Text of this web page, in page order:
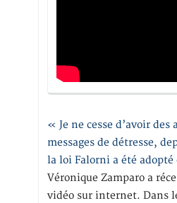
« Je ne cesse d’avoir des
messages de détresse,
la loi Falorni a été
Véronique Zamparo a
vidéo sur internet. Dans